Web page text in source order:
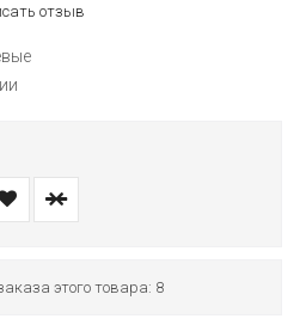
отзыв
этого товара: 8